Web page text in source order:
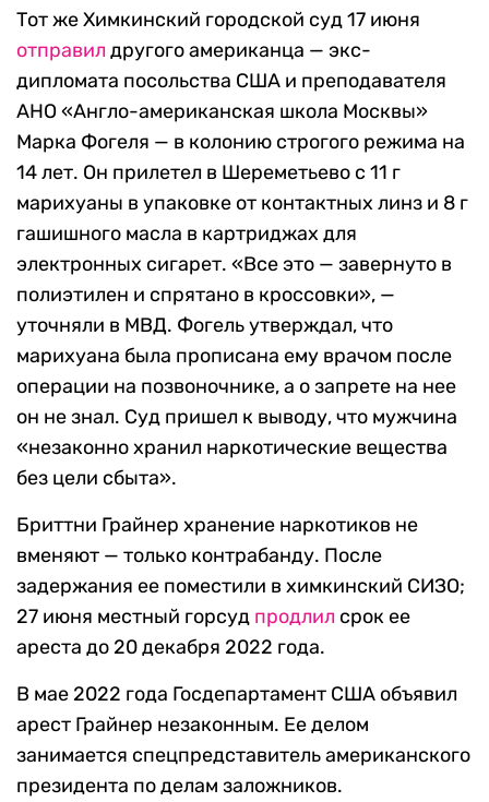
Тот же Химкинский городской суд 17 июня
отправил другого американца — экс-
дипломата посольства США и преподавателя
АНО «Англо-американская школа Москвы»
Марка Фогеля — в колонию строгого режима на
14 лет. Он прилетел в Шереметьево с 11 г
марихуаны в упаковке от контактных линз и 8 г
гашишного масла в картриджах для
электронных сигарет. «Все это — завернуто в
полиэтилен и спрятано в кроссовки», —
уточняли в МВД. Фогель утверждал, что
марихуана была прописана ему врачом после
операции на позвоночнике, а о запрете на нее
он не знал. Суд пришел к выводу, что мужчина
«незаконно хранил наркотические вещества
без цели сбыта».
Бриттни Грайнер хранение наркотиков не
вменяют — только контрабанду. После
задержания ее поместили в химкинский СИЗО;
27 июня местный горсуд продлил срок ее
ареста до 20 декабря 2022 года.
В мае 2022 года Госдепартамент США объявил
арест Грайнер незаконным. Ее делом
занимается спецпредставитель американского
президента по делам заложников.